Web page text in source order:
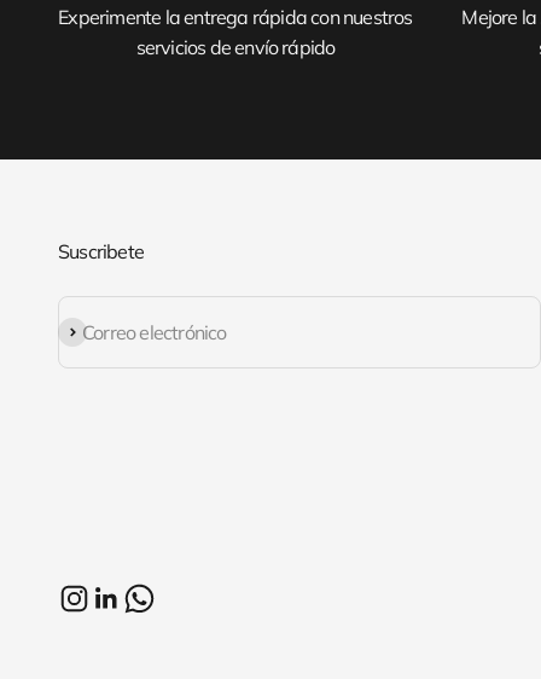
Experimente la entrega rápida con nuestros
servicios de envío rápido
Mejore
Suscribete
Correo electrónico
Suscribirse